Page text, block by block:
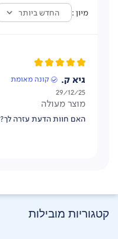
מיון החדש ביותר
גיא ק. קונה מאומת
מוצר מעולה
תאריך
פרסום
29/12/25
האם חוות הדעת עזרה לך?
קטגוריות מובילות